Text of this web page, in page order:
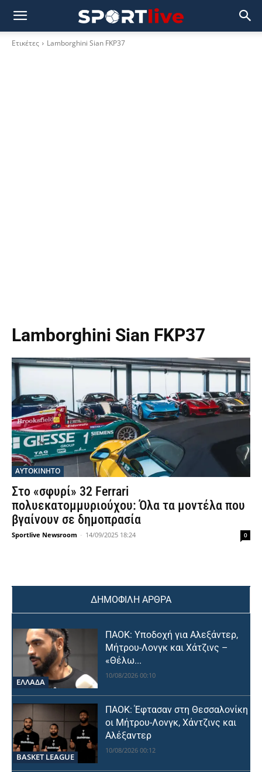
Ετικέτες Lamborghini Sian FKP37
Lamborghini Sian FKP37
ΑΥΤΟΚΙΝΗΤΟ
Στο «σφυρί» 32 Ferrari
πολυεκατομμυριούχου: Όλα τα μοντέλα που
βγαίνουν σε δημοπρασία
Sportlive Newsroom - 14/09/2025 18:24 0
ΔΗΜΟΦΙΛΗ ΑΡΘΡΑ
ΕΛΛΑΔΑ
ΠΑΟΚ: Υποδοχή για Αλεξάντερ,
Μήτρου-Λονγκ και Χάτζινς –
«Θέλω...
10/08/2026 00:10
BASKET LEAGUE
ΠΑΟΚ: Έφτασαν στη Θεσσαλονίκη
οι Μήτρου-Λονγκ, Χάντζινς και
Αλέξαντερ
10/08/2026 00:12